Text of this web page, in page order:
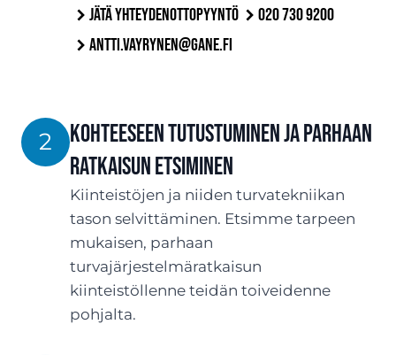
Jätä yhteydenottopyyntö
020 730 9200
antti.vayrynen@gane.fi
2
Kohteeseen tutustuminen ja parhaan
ratkaisun etsiminen
Kiinteistöjen ja niiden turvatekniikan
tason selvittäminen. Etsimme tarpeen
mukaisen, parhaan
turvajärjestelmäratkaisun
kiinteistöllenne teidän toiveidenne
pohjalta.